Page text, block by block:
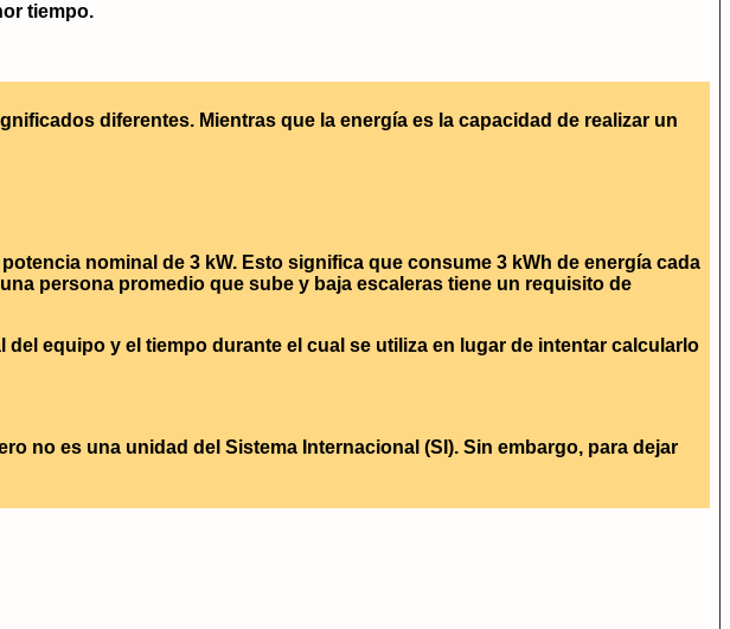
tiempo.
diferentes. Mientras que la energía es la capacidad de realizar un
nominal de 3 kW. Esto significa que consume 3 kWh de energía cada
persona promedio que sube y baja escaleras tiene un requisito de
equipo y el tiempo durante el cual se utiliza en lugar de intentar calcularlo
no es una unidad del Sistema Internacional (SI). Sin embargo, para dejar